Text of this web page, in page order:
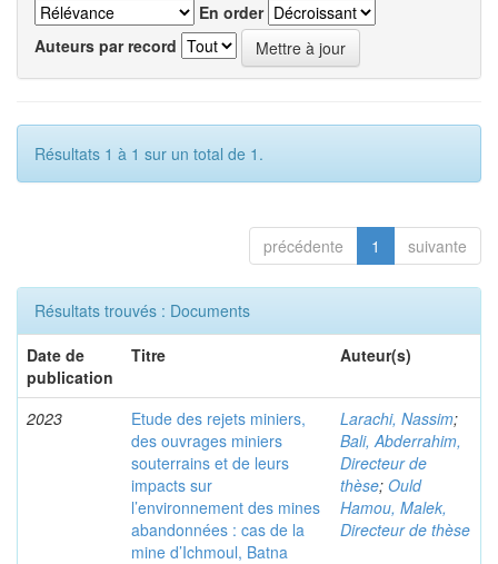
En order
Auteurs par record
Résultats 1 à 1 sur un total de 1.
précédente 1 suivante
Résultats trouvés : Documents
Date de
publication
Titre Auteur(s)
2023
Etude des rejets miniers,
des ouvrages miniers
souterrains et de leurs
impacts sur
l’environnement des mines
abandonnées : cas de la
mine d’Ichmoul, Batna
Larachi, Nassim;
Bali, Abderrahim,
Directeur de
thèse; Ould
Hamou, Malek,
Directeur de thèse